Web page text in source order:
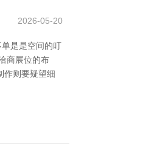
2026-05-20
是是空间的叮
商展位的布
作则要疑望细